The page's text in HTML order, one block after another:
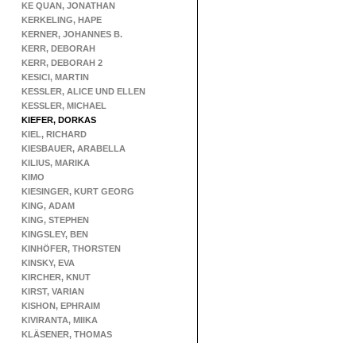
KE QUAN, JONATHAN
KERKELING, HAPE
KERNER, JOHANNES B.
KERR, DEBORAH
KERR, DEBORAH 2
KESICI, MARTIN
KESSLER, ALICE UND ELLEN
KESSLER, MICHAEL
KIEFER, DORKAS
KIEL, RICHARD
KIESBAUER, ARABELLA
KILIUS, MARIKA
KIMO
KIESINGER, KURT GEORG
KING, ADAM
KING, STEPHEN
KINGSLEY, BEN
KINHÖFER, THORSTEN
KINSKY, EVA
KIRCHER, KNUT
KIRST, VARIAN
KISHON, EPHRAIM
KIVIRANTA, MIIKA
KLÄSENER, THOMAS